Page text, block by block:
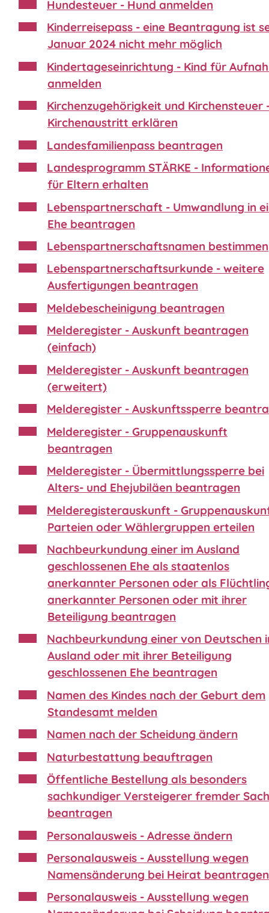
Hundesteuer - Hund anmelden
Kinderreisepass - eine Beantragung ist
Januar 2024 nicht mehr möglich
Kindertageseinrichtung - Kind für
anmelden
Kirchenzugehörigkeit und Kirchensteuer
Kirchenaustritt erklären
Landesfamilienpass beantragen
Landesprogramm STÄRKE -
für Eltern erhalten
Lebenspartnerschaft - Umwandlung in
Ehe beantragen
Lebenspartnerschaftsnamen bestimmen
Lebenspartnerschaftsurkunde - weitere
Ausfertigungen beantragen
Meldebescheinigung beantragen
Melderegister - Auskunft beantragen
(einfach)
Melderegister - Auskunft beantragen
(erweitert)
Melderegister - Auskunftssperre
Melderegister - Gruppenauskunft
beantragen
Melderegister - Übermittlungssperre bei
Alters- und Ehejubiläen beantragen
Melderegisterauskunft -
Parteien oder Wählergruppen erteilen
Nachbeurkundung einer im Ausland
geschlossenen Ehe als staatenlos
anerkannter Personen oder als
anerkannter Personen oder mit ihrer
Beteiligung beantragen
Nachbeurkundung einer von Deutschen
Ausland oder mit ihrer Beteiligung
geschlossenen Ehe beantragen
Namen des Kindes nach der Geburt dem
Standesamt melden
Namen nach der Scheidung ändern
Naturbestattung beauftragen
Öffentliche Bestellung als besonders
sachkundiger Versteigerer fremder
beantragen
Personalausweis - Adresse ändern
Personalausweis - Ausstellung wegen
Namensänderung bei Heirat beantragen
Personalausweis - Ausstellung wegen